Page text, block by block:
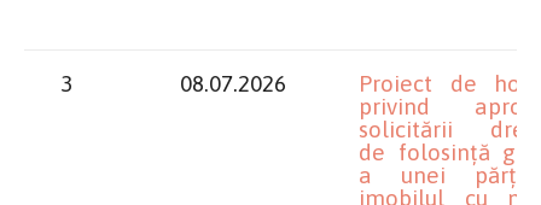
3 08.07.2026
Proiect de
privind
solicitării
de folosință
a unei părți
imobilul cu